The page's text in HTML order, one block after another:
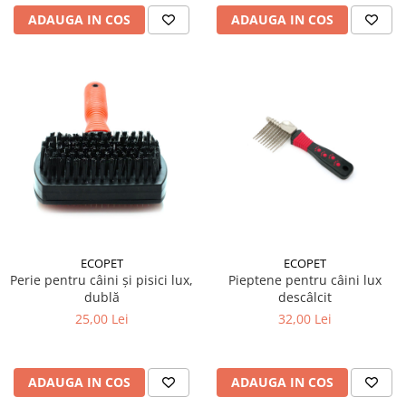
ADAUGA IN COS ADAUGA IN COS
ECOPET
Perie pentru câini și pisici lux,
dublă
25,00 Lei
ADAUGA IN COS
ECOPET
Pieptene pentru câini lux
descâlcit
32,00 Lei
ADAUGA IN COS